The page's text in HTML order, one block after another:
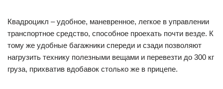
Квадроцикл – удобное, маневренное, легкое в управлении
транспортное средство, способное проехать почти везде. К
тому же удобные багажники спереди и сзади позволяют
нагрузить технику полезными вещами и перевезти до 300 кг
груза, прихватив вдобавок столько же в прицепе.